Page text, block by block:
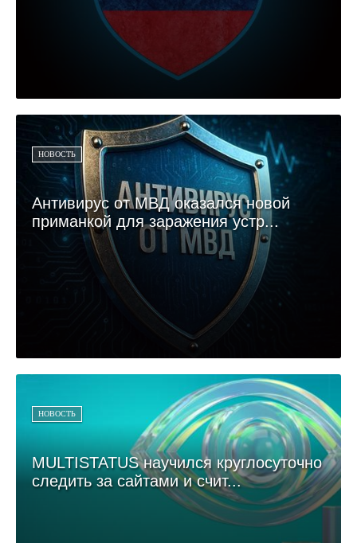
НОВОСТЬ
Антивирус от МВД оказался новой
приманкой для заражения устр...
НОВОСТЬ
MULTISTATUS научился круглосуточно
следить за сайтами и счит...